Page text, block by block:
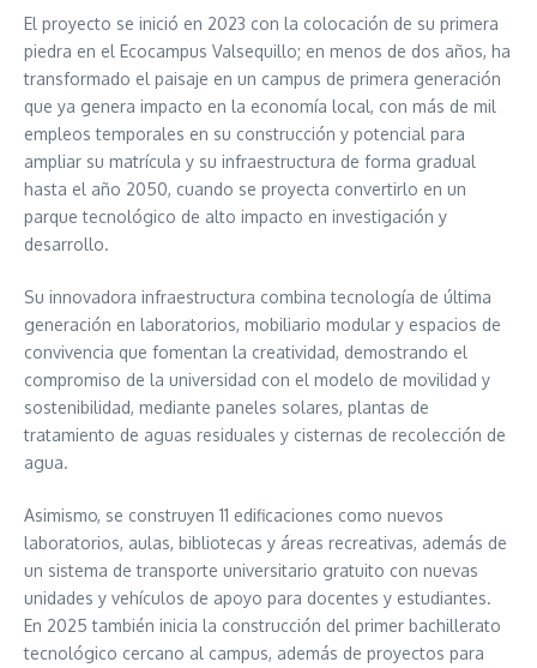
El proyecto se inició en 2023 con la colocación de su primera
piedra en el Ecocampus Valsequillo; en menos de dos años, ha
transformado el paisaje en un campus de primera generación
que ya genera impacto en la economía local, con más de mil
empleos temporales en su construcción y potencial para
ampliar su matrícula y su infraestructura de forma gradual
hasta el año 2050, cuando se proyecta convertirlo en un
parque tecnológico de alto impacto en investigación y
desarrollo.
Su innovadora infraestructura combina tecnología de última
generación en laboratorios, mobiliario modular y espacios de
convivencia que fomentan la creatividad, demostrando el
compromiso de la universidad con el modelo de movilidad y
sostenibilidad, mediante paneles solares, plantas de
tratamiento de aguas residuales y cisternas de recolección de
agua.
Asimismo, se construyen 11 edificaciones como nuevos
laboratorios, aulas, bibliotecas y áreas recreativas, además de
un sistema de transporte universitario gratuito con nuevas
unidades y vehículos de apoyo para docentes y estudiantes.
En 2025 también inicia la construcción del primer bachillerato
tecnológico cercano al campus, además de proyectos para